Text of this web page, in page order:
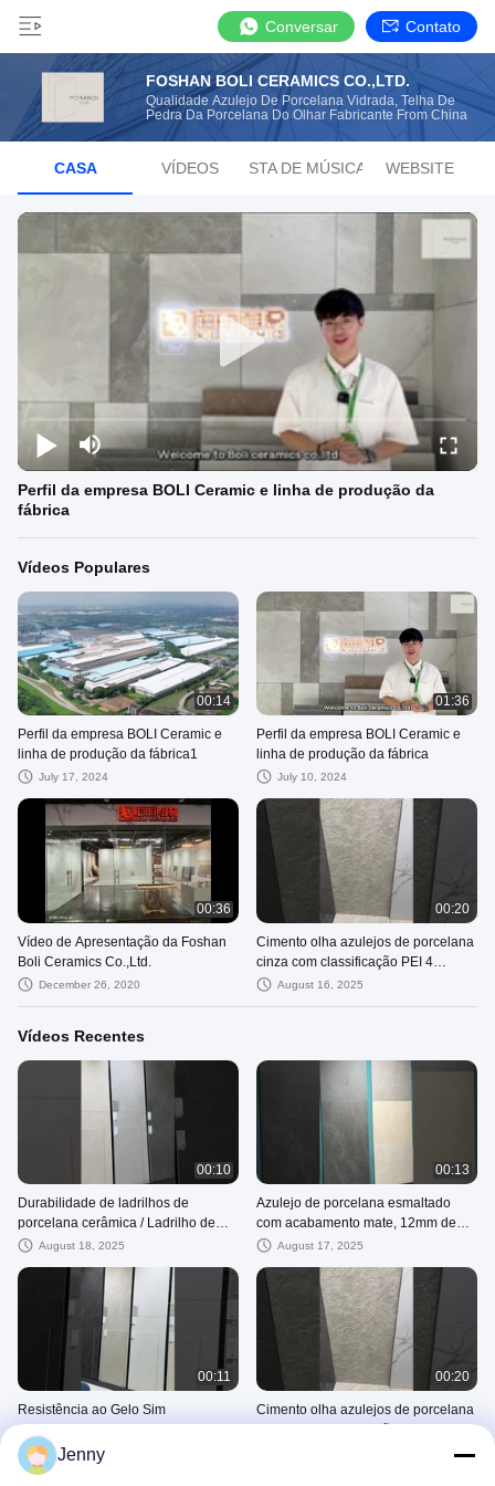
Conversar Contato
FOSHAN BOLI CERAMICS CO.,LTD.
Qualidade Azulejo De Porcelana Vidrada, Telha De
Pedra Da Porcelana Do Olhar Fabricante From China
CASA VÍDEOS LISTA DE MÚSICAS WEBSITE
Perfil da empresa BOLI Ceramic e linha de produção da
fábrica
Vídeos Populares
00:14
Perfil da empresa BOLI Ceramic e
linha de produção da fábrica1
July 17, 2024
01:36
Perfil da empresa BOLI Ceramic e
linha de produção da fábrica
July 10, 2024
00:36
Vídeo de Apresentação da Foshan
Boli Ceramics Co.,Ltd.
December 26, 2020
00:20
Cimento olha azulejos de porcelana
cinza com classificação PEI 4
azulejos de chão moderno exterior
August 16, 2025
Vídeos Recentes
00:10
Durabilidade de ladrilhos de
porcelana cerâmica / Ladrilho de
parede de porcelana esmaltada
August 18, 2025
00:13
Azulejo de porcelana esmaltado
com acabamento mate, 12mm de
espessura e resistência ao gelo
August 17, 2025
00:11
Resistência ao Gelo Sim
Acabamento Polido Azulejo de
Porcelana Esmaltada para
Pavimentos Duráveis
August 16, 2025
00:20
Cimento olha azulejos de porcelana
Jenny